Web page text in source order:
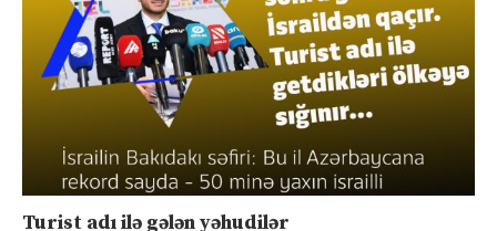
Turist adı ilə gələn yəhudilər